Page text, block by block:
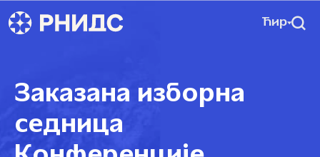
Ћир
Заказана изборна
седница